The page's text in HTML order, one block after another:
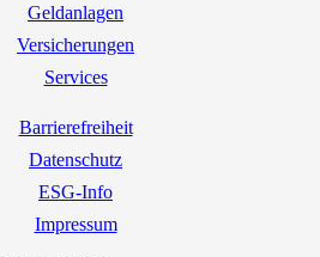
Geld­an­la­gen
Ver­si­che­run­gen
Ser­vices
Bar­rie­re­frei­heit
Daten­schutz
ESG-Info
Impres­sum